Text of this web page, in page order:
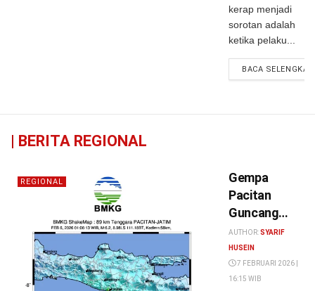
kerap menjadi
sorotan adalah
ketika pelaku...
BACA
| BERITA REGIONAL
REGIONAL
Gempa
Pacitan
Guncang
Jawa Tengah
& DIY: 6,4 ML,
34
Aftershock,
AUTHOR:SYARIF
HUSEIN
7 FEBRUARI 2026 |
16:15 WIB